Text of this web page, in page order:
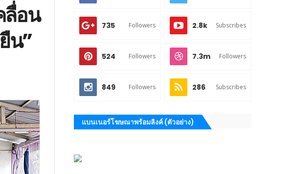
ลื่อน
น”
735 Followers 2.8k Subscribes
524 Followers 7.3m Followers
849 Followers 286 Subscribes
แบนเนอร์โฆษณาพร้อมลิงค์ (ตัวอย่าง)